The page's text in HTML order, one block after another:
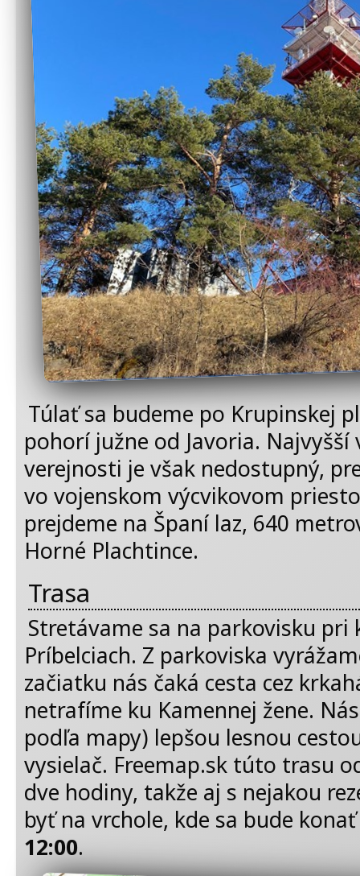
Túlať sa budeme po Krupinskej
pohorí južne od Javoria. Najvyšší
verejnosti je však nedostupný,
vo vojenskom výcvikovom
prejdeme na Španí laz, 640
Horné Plachtince.
Trasa
Stretávame sa na parkovisku pri
Príbelciach. Z parkoviska
začiatku nás čaká cesta cez
netrafíme ku Kamennej žene.
podľa mapy) lepšou lesnou
vysielač. Freemap.sk túto trasu
dve hodiny, takže aj s nejakou
byť na vrchole, kde sa bude
12:00.